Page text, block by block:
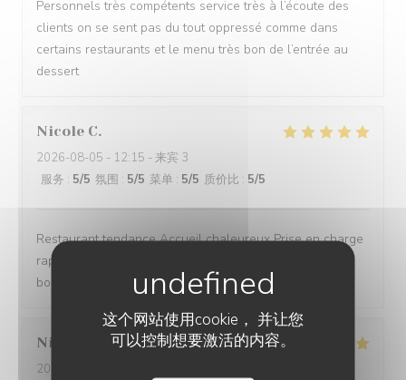
这个网站使用cookie， 并让您
可以控制想要激活的内容。
Personnels très compétents service très à l’écoute des
clients on se sent pas du tout oppressé comme dans
certains restaurants et le menu très bon de l’entrée au
dessert
Nicole C
2026-08-05 - 12:15 - 来宾 3
服务 : 5/5 氛围 : 5/5 菜单 : 5/5 质价比 : 5/5
Restaurant tendance Accueil chaleureux Prise en charge
rapide Bon rapport qualité/prix Assiettes copieuses et
bons produits
Nicolas
2026-08-04